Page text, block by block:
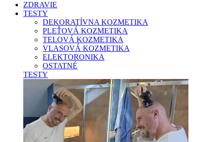
ZDRAVIE
TESTY
DEKORATÍVNA KOZMETIKA
PLEŤOVÁ KOZMETIKA
TELOVÁ KOZMETIKA
VLASOVÁ KOZMETIKA
ELEKTORONIKA
OSTATNÉ
TESTY